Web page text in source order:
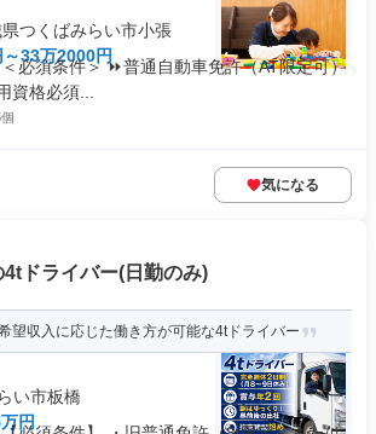
つくばみらい市小張
33万2000円
必須条件＞ ⏩普通自動車免許（AT限定可）
資格必須...
気になる
ドライバー(日勤のみ)
望収入に応じた働き方が可能な4tドライバー
い市板橋
円